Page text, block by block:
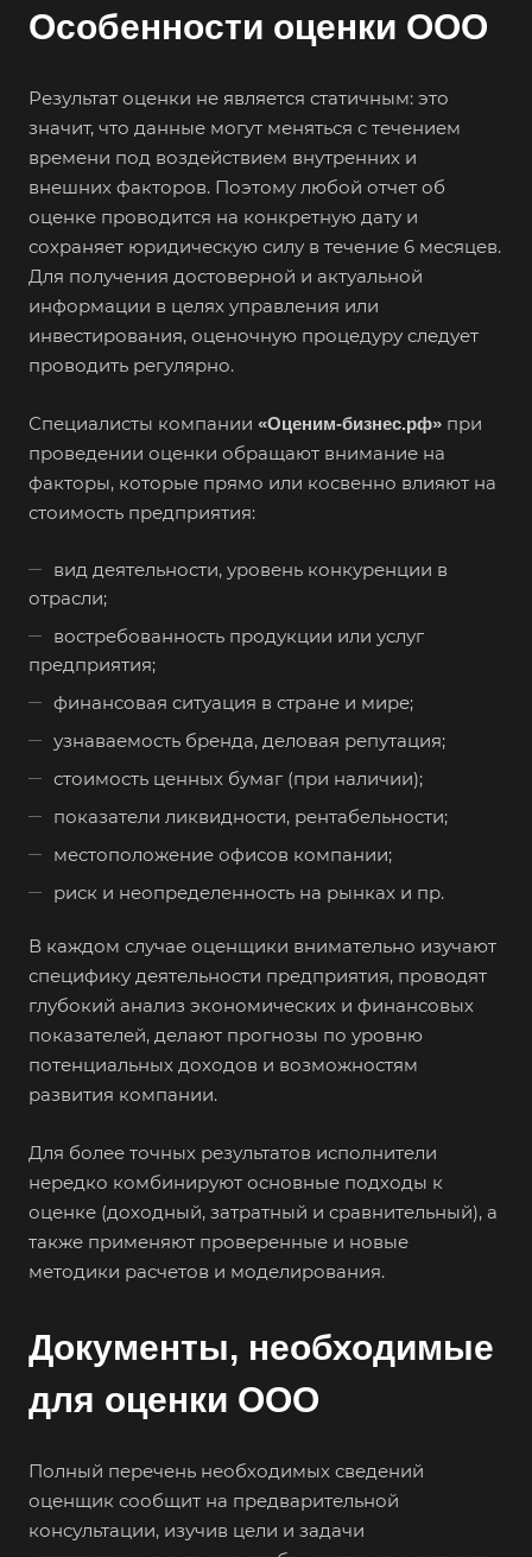
Особенности оценки ООО
Результат оценки не является статичным: это
значит, что данные могут меняться с течением
времени под воздействием внутренних и
внешних факторов. Поэтому любой отчет об
оценке проводится на конкретную дату и
сохраняет юридическую силу в течение 6 месяцев.
Для получения достоверной и актуальной
информации в целях управления или
инвестирования, оценочную процедуру следует
проводить регулярно.
Специалисты компании «Оценим-бизнес.рф» при
проведении оценки обращают внимание на
факторы, которые прямо или косвенно влияют на
стоимость предприятия:
вид деятельности, уровень конкуренции в
отрасли;
востребованность продукции или услуг
предприятия;
финансовая ситуация в стране и мире;
узнаваемость бренда, деловая репутация;
стоимость ценных бумаг (при наличии);
показатели ликвидности, рентабельности;
местоположение офисов компании;
риск и неопределенность на рынках и пр.
В каждом случае оценщики внимательно изучают
специфику деятельности предприятия, проводят
глубокий анализ экономических и финансовых
показателей, делают прогнозы по уровню
потенциальных доходов и возможностям
развития компании.
Для более точных результатов исполнители
нередко комбинируют основные подходы к
оценке (доходный, затратный и сравнительный), а
также применяют проверенные и новые
методики расчетов и моделирования.
Документы, необходимые
для оценки ООО
Полный перечень необходимых сведений
оценщик сообщит на предварительной
консультации, изучив цели и задачи
Выберите ваш город
Например:Барнаул
Абакан
Абдулино
Абинск
Азов
Аксай
Альметьевск
Анапа
Ангарск
Асино
Астрахань
Ачинск
Аша
Балабаново
Балаково
Балашиха
Барнаул
Батайск
Белая Калитва